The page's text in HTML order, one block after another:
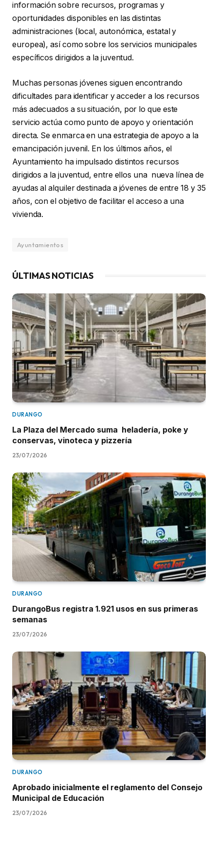
información sobre recursos, programas y
oportunidades disponibles en las distintas
administraciones (local, autonómica, estatal y
europea), así como sobre los servicios municipales
específicos dirigidos a la juventud.
Muchas personas jóvenes siguen encontrando
dificultades para identificar y acceder a los recursos
más adecuados a su situación, por lo que este
servicio actúa como punto de apoyo y orientación
directa. Se enmarca en una estrategia de apoyo a la
emancipación juvenil. En los últimos años, el
Ayuntamiento ha impulsado distintos recursos
dirigidos a la juventud, entre ellos una nueva línea de
ayudas al alquiler destinada a jóvenes de entre 18 y 35
años, con el objetivo de facilitar el acceso a una
vivienda.
Ayuntamientos
ÚLTIMAS NOTICIAS
DURANGO
La Plaza del Mercado suma heladería, poke y
conservas, vinoteca y pizzería
23/07/2026
DURANGO
DurangoBus registra 1.921 usos en sus primeras
semanas
23/07/2026
DURANGO
Aprobado inicialmente el reglamento del Consejo
Municipal de Educación
23/07/2026